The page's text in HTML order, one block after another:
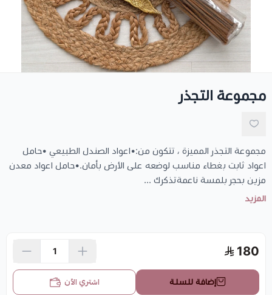
حامل أعواد
مجموعة التجذر
مجموعة التجذر المميزة ، تتكون من:•اعواد الصندل الطبيعي •حامل
اعواد ثابت بغطاء مناسب لوضعه على الأرض بأمان.•حامل اعواد معدن
مزين بحجر بلمسة ناعمةتذكرك ...
المزيد
180
إضافة للسلة اشتري الآن